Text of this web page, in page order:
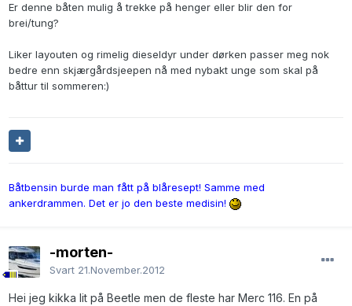
Er denne båten mulig å trekke på henger eller blir den for
brei/tung?
Liker layouten og rimelig dieseldyr under dørken passer meg nok
bedre enn skjærgårdsjeepen nå med nybakt unge som skal på
båttur til sommeren:)
Båtbensin burde man fått på blåresept! Samme med
ankerdrammen. Det er jo den beste medisin!
-morten-
Svart 21.November.2012
Hei jeg kikka lit på Beetle men de fleste har Merc 116. En på